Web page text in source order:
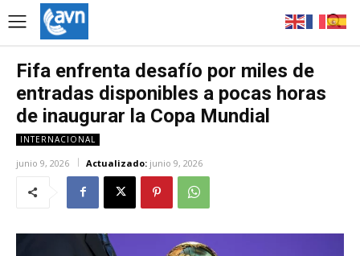
Fifa enfrenta desafío por miles de
entradas disponibles a pocas horas
de inaugurar la Copa Mundial
INTERNACIONAL
junio 9, 2026 Actualizado: junio 9, 2026